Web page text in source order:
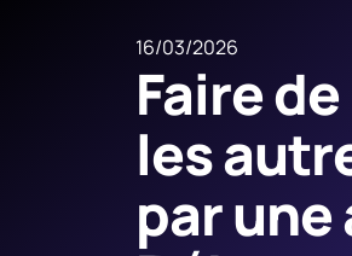
16/03/2026
Faire
les
par